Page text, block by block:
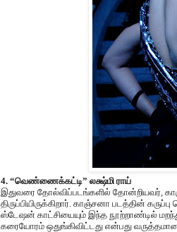
4. “வெண்ணைக்கட்டி” லக்ஷ்மி ராய்
இதுவரை தோல்விப்படங்களில் தோன்றியவர்,
திருப்பியிருக்கிறார். காஞ்சனா படத்தின்
ஸ்டேஷன் காட்சியையும் இந்த நூற்றாண்டில்
கரையோரம் ஒதுங்கிவிட்டது என்பது